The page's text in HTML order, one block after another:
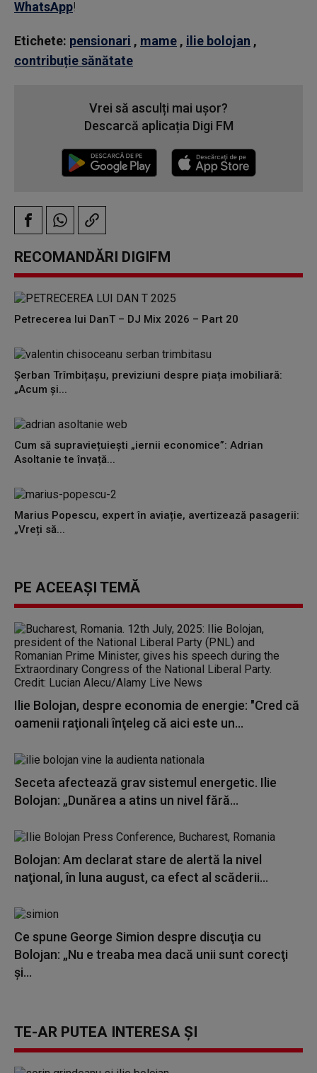
WhatsApp!
Etichete: pensionari , mame , ilie bolojan ,
contribuție sănătate
Vrei să asculți mai ușor?
Descarcă aplicația Digi FM
RECOMANDĂRI DIGIFM
Petrecerea lui DanT – DJ Mix 2026 – Part 20
Șerban Trîmbițașu, previziuni despre piața imobiliară:
„Acum și...
Cum să supraviețuiești „iernii economice”: Adrian
Asoltanie te învață...
Marius Popescu, expert în aviație, avertizează pasagerii:
„Vreți să...
PE ACEEAȘI TEMĂ
Ilie Bolojan, despre economia de energie: "Cred că
oamenii raţionali înţeleg că aici este un...
Seceta afectează grav sistemul energetic. Ilie
Bolojan: „Dunărea a atins un nivel fără...
Bolojan: Am declarat stare de alertă la nivel
naţional, în luna august, ca efect al scăderii...
Ce spune George Simion despre discuţia cu
Bolojan: „Nu e treaba mea dacă unii sunt corecţi
şi...
TE-AR PUTEA INTERESA ȘI